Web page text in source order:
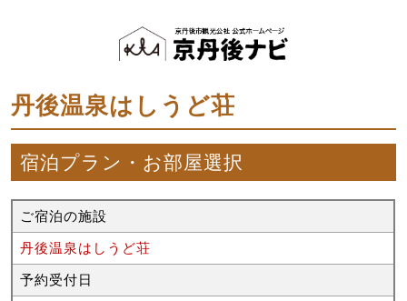
丹後温泉はしうど荘
宿泊プラン・お部屋選択
ご宿泊の施設
丹後温泉はしうど荘
予約受付日